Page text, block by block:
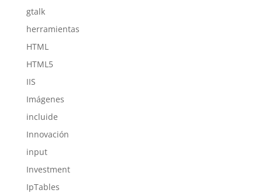
gtalk
herramientas
HTML
HTML5
IIS
Imágenes
incluide
Innovación
input
Investment
IpTables